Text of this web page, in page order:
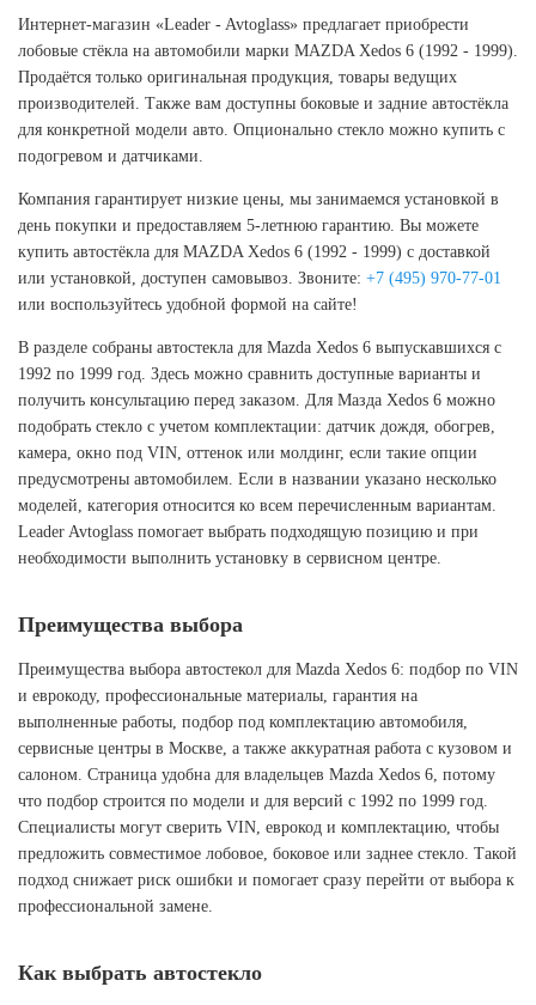
Интернет-магазин «Leader - Avtoglass» предлагает приобрести
лобовые стёкла на автомобили марки MAZDA Xedos 6 (1992 - 1999).
Продаётся только оригинальная продукция, товары ведущих
производителей. Также вам доступны боковые и задние автостёкла
для конкретной модели авто. Опционально стекло можно купить с
подогревом и датчиками.
Компания гарантирует низкие цены, мы занимаемся установкой в
день покупки и предоставляем 5-летнюю гарантию. Вы можете
купить автостёкла для MAZDA Xedos 6 (1992 - 1999) с доставкой
или установкой, доступен самовывоз. Звоните: +7 (495) 970-77-01
или воспользуйтесь удобной формой на сайте!
В разделе собраны автостекла для Mazda Xedos 6 выпускавшихся с
1992 по 1999 год. Здесь можно сравнить доступные варианты и
получить консультацию перед заказом. Для Мазда Xedos 6 можно
подобрать стекло с учетом комплектации: датчик дождя, обогрев,
камера, окно под VIN, оттенок или молдинг, если такие опции
предусмотрены автомобилем. Если в названии указано несколько
моделей, категория относится ко всем перечисленным вариантам.
Leader Avtoglass помогает выбрать подходящую позицию и при
необходимости выполнить установку в сервисном центре.
Преимущества выбора
Преимущества выбора автостекол для Mazda Xedos 6: подбор по VIN
и еврокоду, профессиональные материалы, гарантия на
выполненные работы, подбор под комплектацию автомобиля,
сервисные центры в Москве, а также аккуратная работа с кузовом и
салоном. Страница удобна для владельцев Mazda Xedos 6, потому
что подбор строится по модели и для версий с 1992 по 1999 год.
Специалисты могут сверить VIN, еврокод и комплектацию, чтобы
предложить совместимое лобовое, боковое или заднее стекло. Такой
подход снижает риск ошибки и помогает сразу перейти от выбора к
профессиональной замене.
Как выбрать автостекло